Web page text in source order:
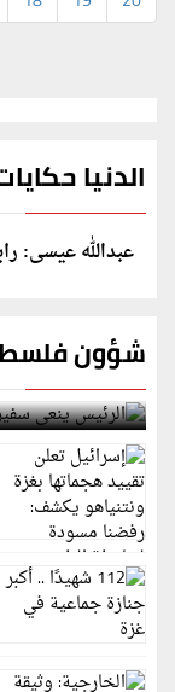
الدنيا
عبدالله عيسى:
شؤون
الرئيس ينعى